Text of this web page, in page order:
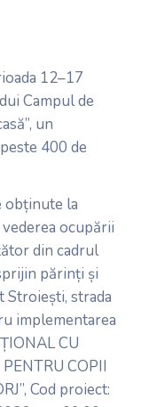
12–17
Campul de
un
400 de
obținute la
ocupării
din cadrul
părinți și
Stroiești, strada
implementarea
CU
COPII
Cod proiect: